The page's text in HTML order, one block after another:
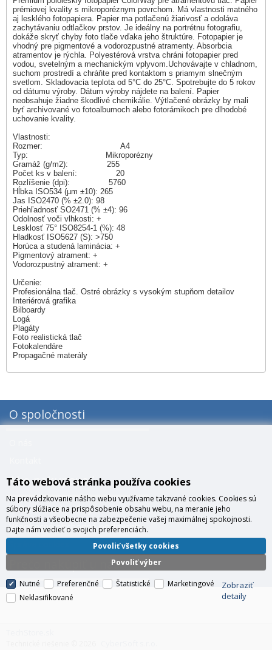
prémiovej kvality s mikroporéznym povrchom. Má vlastnosti matného
aj lesklého fotopapiera. Papier ma potlačenú žiarivosť a odoláva
zachytávaniu odtlačkov prstov. Je ideálny na portrétnu fotografiu,
dokáže skryť chyby foto tlače vďaka jeho štruktúre. Fotopapier je
vhodný pre pigmentové a vodorozpustné atramenty. Absorbcia
atramentov je rýchla. Polyestérová vrstva chráni fotopapier pred
vodou, svetelným a mechanickým vplyvom.Uchovávajte v chladnom,
suchom prostredí a chráňte pred kontaktom s priamym slnečným
svetlom. Skladovacia teplota od 5°C do 25°C. Spotrebujte do 5 rokov
od dátumu výroby. Dátum výroby nájdete na balení. Papier
neobsahuje žiadne škodlivé chemikálie. Výtlačené obrázky by mali
byť archivované vo fotoalbumoch alebo fotorámikoch pre dlhodobé
uchovanie kvality.
Vlastnosti:
Rozmer: A4
Typ: Mikroporézny
Gramáž (g/m2): 255
Počet ks v balení: 20
Rozlíšenie (dpi): 5760
Hĺbka ISO534 (µm ±10): 265
Jas ISO2470 (% ±2.0): 98
Priehľadnosť SO2471 (% ±4): 96
Odolnosť voči vlhkosti: +
Lesklosť 75° ISO8254-1 (%): 48
Hladkosť ISO5627 (S): >750
Horúca a studená laminácia: +
Pigmentový atrament: +
Vodorozpustný atrament: +
Určenie:
Profesionálna tlač. Ostré obrázky s vysokým stupňom detailov
Interiérová grafika
Bilboardy
Logá
Plagáty
Foto realistická tlač
Fotokalendáre
Propagačné materály
O spoločnosti
Ako nakupovať
Veľkoobchod a zľavy
Všeobecné obchodné podmienky
Prečo nakúpiť u nás?
Táto webová stránka používa cookies
Na prevádzkovanie nášho webu využívame takzvané cookies. Cookies sú
súbory slúžiace na prispôsobenie obsahu webu, na meranie jeho
funkčnosti a všeobecne na zabezpečenie vašej maximálnej spokojnosti.
Dajte nám vedieť o svojich preferenciách.
Povoliť výber
Povoliť všetky cookies
Nutné Preferenčné Štatistické
Marketingové
Neklasifikované
Zobraziť
detaily